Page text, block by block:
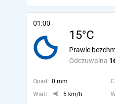
01:00
15°C
Odczuwalna
Prawie
Opad: 0 mm
Wiatr:
5 km/h